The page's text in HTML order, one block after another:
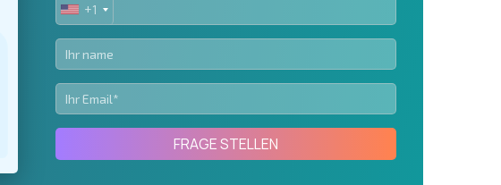
Newsletter abonnieren | Durch Anklicken des Buttons stimmen Sie der
Nutzung Ihrer Daten zu.
Eine Nachricht schicken
UNITED
STATES
+1
+1
FRAGE STELLEN